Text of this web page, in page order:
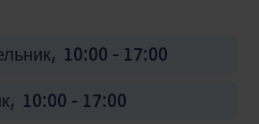
10:00 - 17:00
10:00 - 17:00